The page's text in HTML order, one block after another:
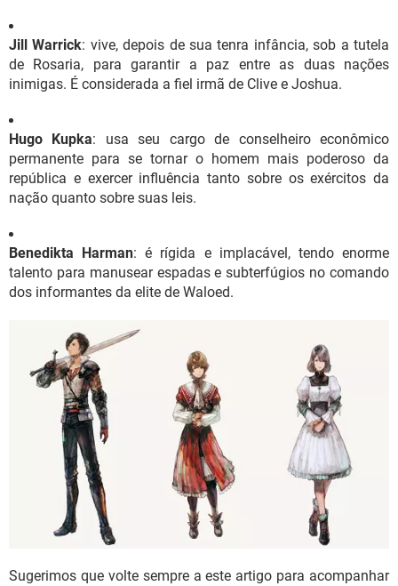
Jill Warrick: vive, depois de sua tenra infância, sob a tutela
de Rosaria, para garantir a paz entre as duas nações
inimigas. É considerada a fiel irmã de Clive e Joshua.
Hugo Kupka: usa seu cargo de conselheiro econômico
permanente para se tornar o homem mais poderoso da
república e exercer influência tanto sobre os exércitos da
nação quanto sobre suas leis.
Benedikta Harman: é rígida e implacável, tendo enorme
talento para manusear espadas e subterfúgios no comando
dos informantes da elite de Waloed.
Sugerimos que volte sempre a este artigo para acompanhar